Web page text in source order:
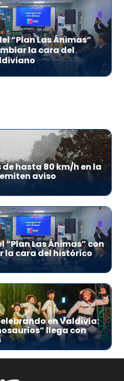
“Plan Las Ánimas”
la cara del
hasta 80 km/h en la
aviso
“Plan Las Ánimas” con
la cara del histórico
en Valdivia:
llega con